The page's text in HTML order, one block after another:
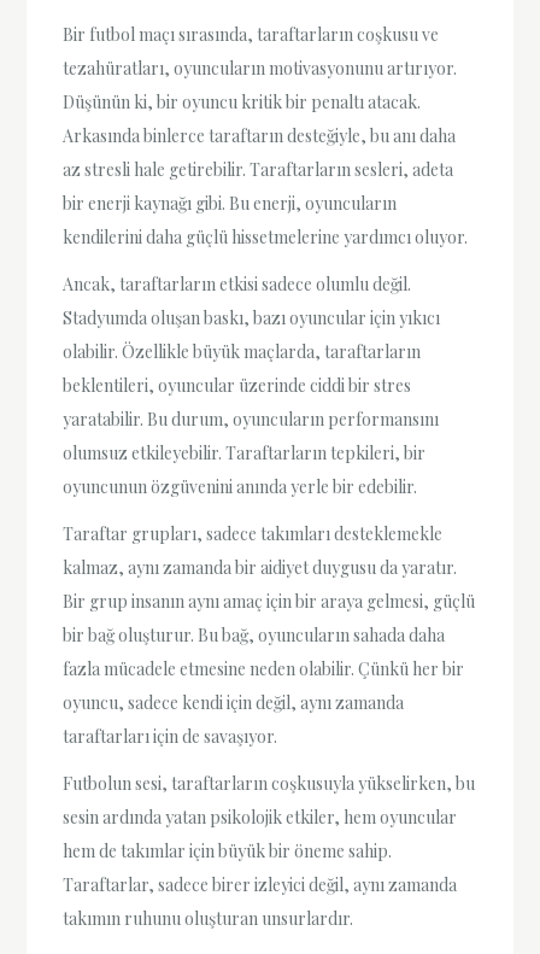
Bir futbol maçı sırasında, taraftarların coşkusu ve
tezahüratları, oyuncuların motivasyonunu artırıyor.
Düşünün ki, bir oyuncu kritik bir penaltı atacak.
Arkasında binlerce taraftarın desteğiyle, bu anı daha
az stresli hale getirebilir. Taraftarların sesleri, adeta
bir enerji kaynağı gibi. Bu enerji, oyuncuların
kendilerini daha güçlü hissetmelerine yardımcı oluyor.
Ancak, taraftarların etkisi sadece olumlu değil.
Stadyumda oluşan baskı, bazı oyuncular için yıkıcı
olabilir. Özellikle büyük maçlarda, taraftarların
beklentileri, oyuncular üzerinde ciddi bir stres
yaratabilir. Bu durum, oyuncuların performansını
olumsuz etkileyebilir. Taraftarların tepkileri, bir
oyuncunun özgüvenini anında yerle bir edebilir.
Taraftar grupları, sadece takımları desteklemekle
kalmaz, aynı zamanda bir aidiyet duygusu da yaratır.
Bir grup insanın aynı amaç için bir araya gelmesi, güçlü
bir bağ oluşturur. Bu bağ, oyuncuların sahada daha
fazla mücadele etmesine neden olabilir. Çünkü her bir
oyuncu, sadece kendi için değil, aynı zamanda
taraftarları için de savaşıyor.
Futbolun sesi, taraftarların coşkusuyla yükselirken, bu
sesin ardında yatan psikolojik etkiler, hem oyuncular
hem de takımlar için büyük bir öneme sahip.
Taraftarlar, sadece birer izleyici değil, aynı zamanda
takımın ruhunu oluşturan unsurlardır.